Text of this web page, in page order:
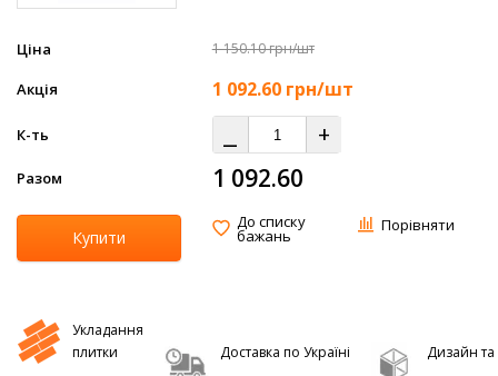
Ціна 1 150.10 грн/шт
Акція 1 092.60грн/шт
К-ть +
Разом 1 092.60
Купити
До списку
бажань
Порівняти
Укладання
плитки
Доставка по Україні Дизайн та